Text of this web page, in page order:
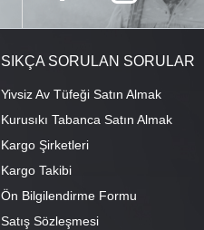
SIKÇA SORULAN SORULAR
Yivsiz Av Tüfeği Satın Almak
Kurusıkı Tabanca Satın Almak
Kargo Şirketleri
Kargo Takibi
Ön Bilgilendirme Formu
Satış Sözleşmesi